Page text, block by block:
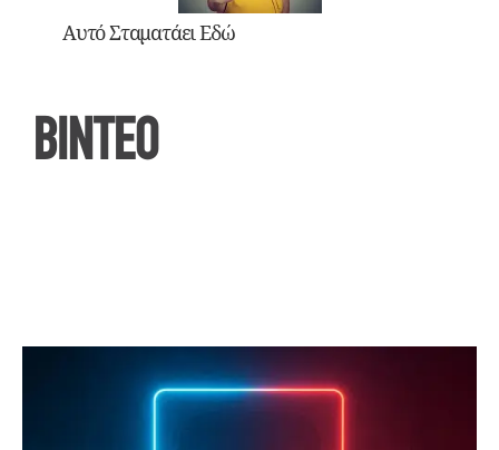
Αυτό Σταματάει Εδώ
ΒΙΝΤΕΟ